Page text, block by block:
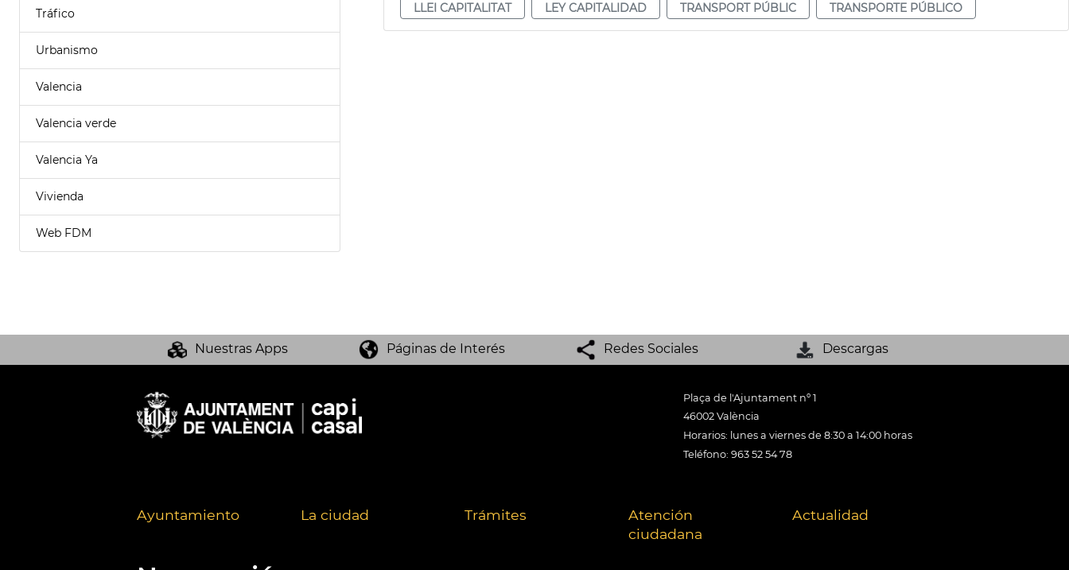
Tráfico
Urbanismo
Valencia
Valencia verde
Valencia Ya
Vivienda
Web FDM
LLEI CAPITALITAT
LEY CAPITALIDAD TRANSPORT PÚBLIC TRANSPORTE PÚBLICO
Nuestras Apps Páginas de Interés Redes Sociales Descargas
Plaça de l'Ajuntament nº 1
46002 València
Horarios: lunes a viernes de 8:30 a 14:00 horas
Teléfono: 963 52 54 78
Ayuntamiento La ciudad Trámites
Atención
ciudadana
Actualidad